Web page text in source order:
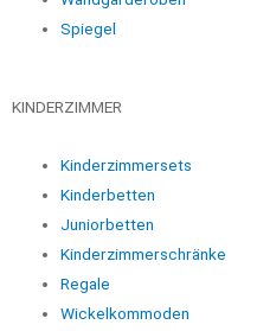
Spiegel
KINDERZIMMER
Kinderzimmersets
Kinderbetten
Juniorbetten
Kinderzimmerschränke
Regale
Wickelkommoden